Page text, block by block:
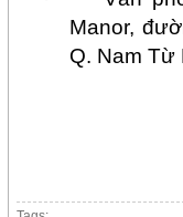
Manor,
Q. Nam Từ